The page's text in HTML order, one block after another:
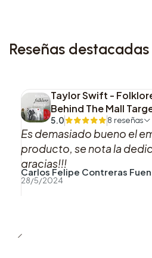
Reseñas destacadas
Taylor Swift -
Behind The Mall
5.0 8 reseñas
Es demasiado bueno el
producto, se nota la
gracias!!!
Carlos Felipe Contreras
28/5/2024